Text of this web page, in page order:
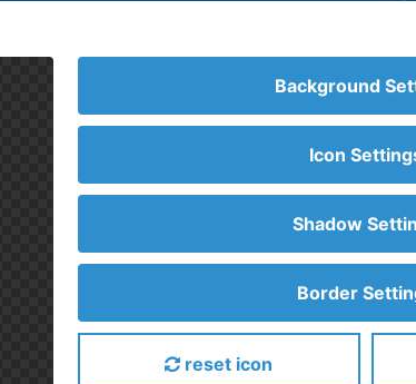
Background
Icon
Shadow
Border
reset icon